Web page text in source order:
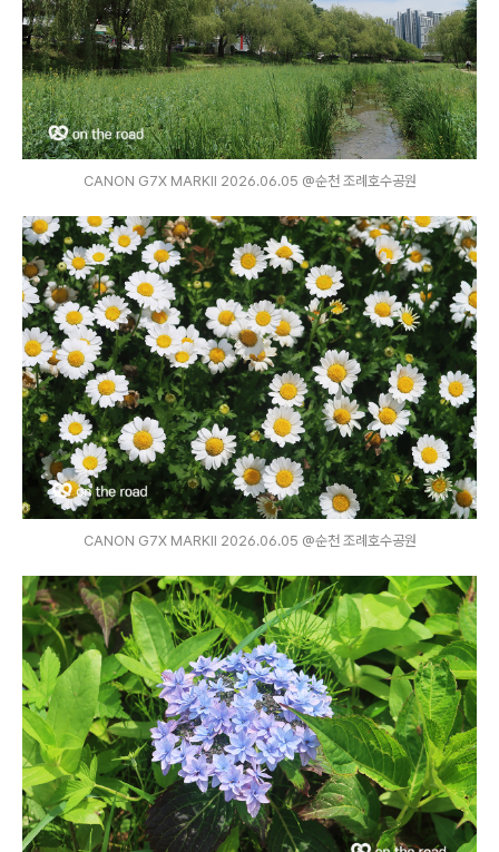
CANON G7X MARKⅡ 2026.06.05 @순천 조례호수공원
CANON G7X MARKⅡ 2026.06.05 @순천 조례호수공원